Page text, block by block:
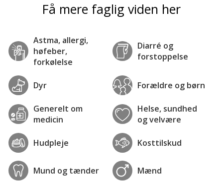
Få mere faglig viden her
Astma, allergi,
høfeber,
forkølelse
Diarré og
forstoppelse
Dyr Forældre og børn
Generelt om
medicin
Helse, sundhed
og velvære
Hudpleje Kosttilskud
Mund og tænder Mænd